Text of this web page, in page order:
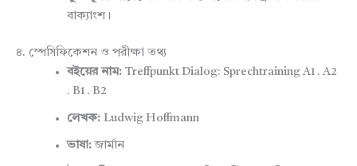
বাক্যাংশ।
৪. স্পেসিফিকেশন ও পরীক্ষা তথ্য
বইয়ের নাম: Treffpunkt Dialog: Sprechtraining A1 . A2
. B1 . B2
লেখক: Ludwig Hoffmann
ভাষা: জার্মান